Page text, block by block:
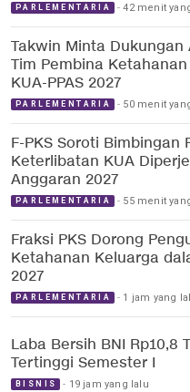
PARLEMENTARIA 42 menit
Takwin Minta
Tim Pembina
KUA-PPAS 2027
PARLEMENTARIA 50 menit
F-PKS Soroti Bimbingan
Keterlibatan KUA
Anggaran 2027
PARLEMENTARIA 55 menit
Fraksi PKS Dorong
Ketahanan Keluarga
2027
PARLEMENTARIA 1 jam yang
Laba Bersih BNI Rp10,8
Tertinggi Semester I
BISNIS 19 jam yang lalu